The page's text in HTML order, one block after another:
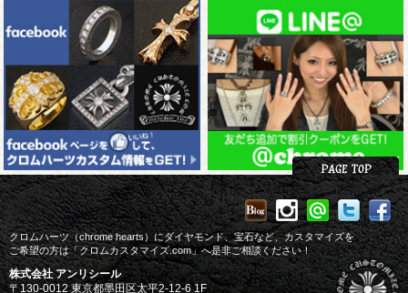
クロムハーツ（chrome hearts）にダイヤモンド、宝石など、カスタマイズを
ご希望の方は「クロムカスタマイズ.com」へ是非ご相談ください！
株式会社 アンリシール
〒130-0012 東京都墨田区太平2-12-6 1F